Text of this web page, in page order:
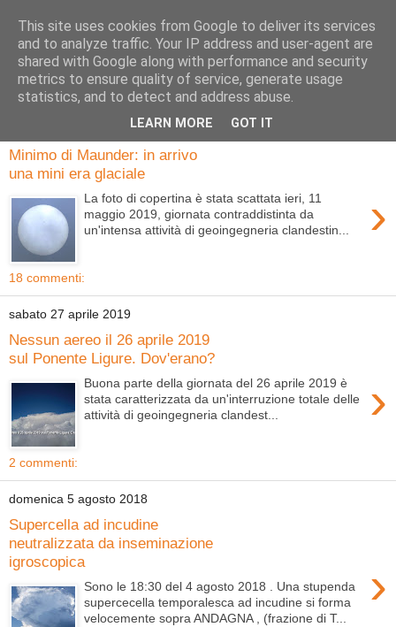
domenica 12 maggio 2019
Minimo di Maunder: in arrivo
una mini era glaciale
›
La foto di copertina è stata scattata ieri, 11
maggio 2019, giornata contraddistinta da
un'intensa attività di geoingegneria clandestin...
18 commenti:
sabato 27 aprile 2019
Nessun aereo il 26 aprile 2019
sul Ponente Ligure. Dov'erano?
›
Buona parte della giornata del 26 aprile 2019 è
stata caratterizzata da un'interruzione totale delle
attività di geoingegneria clandest...
2 commenti:
domenica 5 agosto 2018
Supercella ad incudine
neutralizzata da inseminazione
igroscopica
›
Sono le 18:30 del 4 agosto 2018 . Una stupenda
supercecella temporalesca ad incudine si forma
velocemente sopra ANDAGNA , (frazione di T...
This site uses cookies from Google to deliver its services
and to analyze traffic. Your IP address and user-agent are
shared with Google along with performance and security
metrics to ensure quality of service, generate usage
statistics, and to detect and address abuse.
LEARN MORE GOT IT